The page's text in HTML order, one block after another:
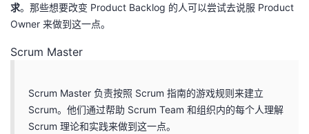
求。那些想要改变 Product Backlog 的人可以尝试去说服 Product
Owner 来做到这一点。
Scrum Master
Scrum Master 负责按照 Scrum 指南的游戏规则来建立
Scrum。他们通过帮助 Scrum Team 和组织内的每个人理解
Scrum 理论和实践来做到这一点。